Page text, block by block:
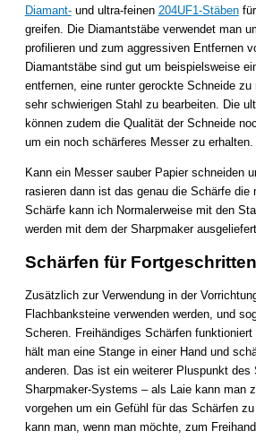
Diamant-und ultra-feinen 204UF1-Stäbenfür
greifen. Die Diamantstäbe verwendet man
profilieren und zum aggressiven Entfernen
Diamantstäbe sind gut um beispielsweise
entfernen, eine runter gerockte Schneide zu
sehr schwierigen Stahl zu bearbeiten. Die
können zudem die Qualität der Schneide
um ein noch schärferes Messer zu erhalten.
Kann ein Messer sauber Papier schneiden
rasieren dann ist das genau die Schärfe die
Schärfe kann ich Normalerweise mit den
werden mit dem der Sharpmaker
Schärfen für
Zusätzlich zur Verwendung ​​in der
Flachbanksteine ​​verwenden werden, und
Scheren. Freihändiges Schärfen
hält man eine Stange in einer Hand und
anderen. Das ist ein weiterer Pluspunkt des
Sharpmaker-Systems – als Laie kann man
vorgehen um ein Gefühl für das Schärfen
kann man, wenn man möchte, zum